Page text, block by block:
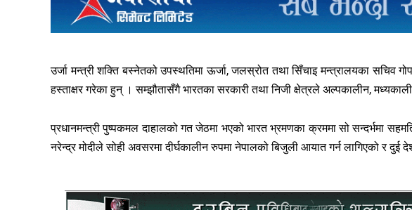
उर्जा मन्त्री शक्ति बस्नेतको उपस्थतिमा ऊर्जा, जलस्रोत तथा सिँचाइ मन्त्रालयका सचिव
हस्ताक्षर गरेका हुन् । सम्झौतासँगै भारतका सरकारी तथा निजी क्षेत्रले अल्पकालीन,
प्रधानमन्त्री पुष्पकमल दाहालको गत जेठमा भएको भारत भ्रमणका क्रममा सो सन्दर्भमा
नरेन्द्र मोदीले सोही अवसरमा दीर्घकालीन रुपमा नेपालको बिजुली आयात गर्न लागिएको र दुई